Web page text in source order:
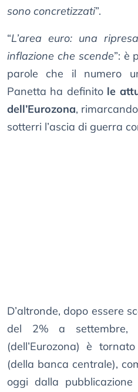
sono concretizzati”.
“L’area euro: una
inflazione che scende”: è
parole che il numero
Panetta ha definito le
dell’Eurozona,
sotterri l’ascia di guerra
D’altronde, dopo essere
del 2% a settembre,
(dell’Eurozona) è
(della banca centrale),
oggi dalla